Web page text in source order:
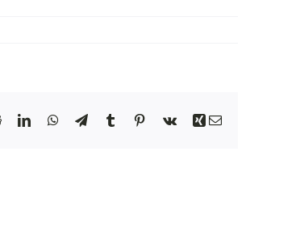
RedditLinkedInWhatsApp
TelegramTumblr Pinterest
Vk Xing Email